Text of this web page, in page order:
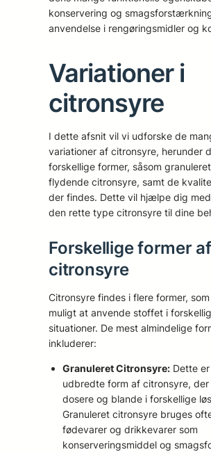
konservering og
anvendelse i rengøringsmidler og
Variationer i
citronsyre
I dette afsnit vil vi udforske de
variationer af citronsyre, herunder
forskellige former, såsom
flydende citronsyre, samt de
der findes. Dette vil hjælpe dig
den rette type citronsyre til dine
Forskellige former af
citronsyre
Citronsyre findes i flere former,
muligt at anvende stoffet i
situationer. De mest almindelige
inkluderer:
Granuleret Citronsyre: Dette
udbredte form af citronsyre, der
dosere og blande i forskellige
Granuleret citronsyre bruges
fødevarer og drikkevarer som
konserveringsmiddel og